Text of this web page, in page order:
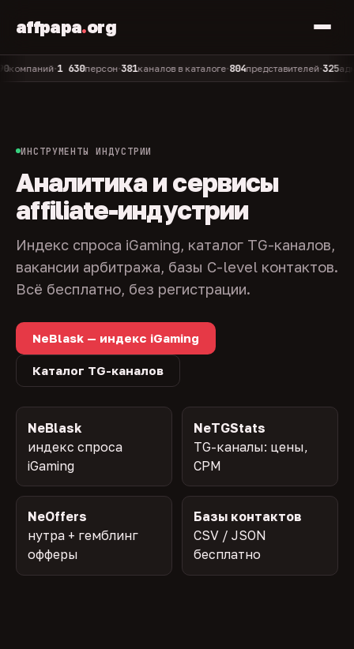
affpapa.org
•1 630персон•381каналов в каталоге•804представителей•325
ИНСТРУМЕНТЫ ИНДУСТРИИ
Аналитика и сервисы
affiliate-индустрии
Индекс спроса iGaming, каталог TG-каналов,
вакансии арбитража, базы C-level контактов.
Всё бесплатно, без регистрации.
NeBlask — индекс iGaming
Каталог TG-каналов
NeBlask
индекс спроса
iGaming
NeTGStats
TG-каналы: цены,
CPM
NeOffers
нутра + гемблинг
офферы
Базы контактов
CSV / JSON
бесплатно